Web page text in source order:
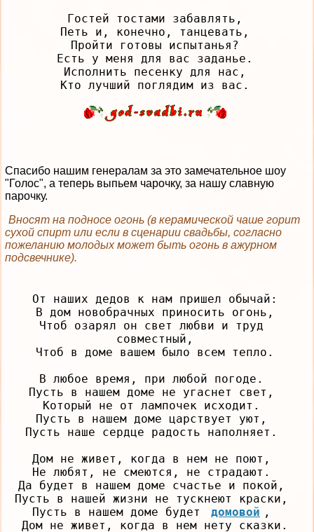
Гостей тостами забавлять,
Петь и, конечно, танцевать,
Пройти готовы испытанья?
Есть у меня для вас заданье.
Исполнить песенку для нас,
Спасибо нашим генералам за это замечательное шоу
"Голос", а теперь выпьем чарочку, за нашу славную
парочку.
Вносят на подносе огонь (в керамической чаше горит
сухой спирт или если в сценарии свадьбы, согласно
пожеланию молодых может быть огонь в ажурном
подсвечнике).
От наших дедов к нам пришел обычай:
В дом новобрачных приносить огонь,
Чтоб озарял он свет любви и труд
совместный,
Чтоб в доме вашем было всем тепло.
В любое время, при любой погоде.
Пусть в нашем доме не угаснет свет,
Который не от лампочек исходит.
Пусть в нашем доме царствует уют,
Пусть наше сердце радость наполняет.
Дом не живет, когда в нем не поют,
Не любят, не смеются, не страдают.
Да будет в нашем доме счастье и покой,
Пусть в нашей жизни не тускнеют краски,
Пусть в нашем доме будет
домовой ,